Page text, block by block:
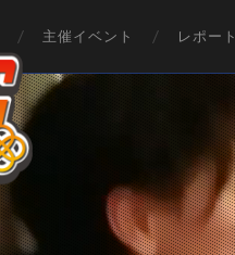
主催イベント レポート